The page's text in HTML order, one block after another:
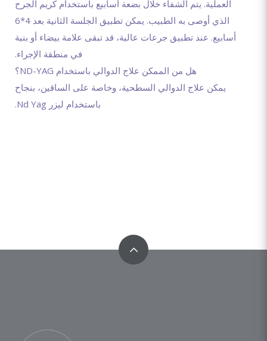
العملية. يتم الشفاء خلال بضعة أسابيع باستخدام كريم الجرح
الذي أوصى به الطبيب. يمكن تطبيق الجلسة الثانية بعد 4*6
أسابيع. عند تطبيق جرعات عالية، قد تبقى علامة بيضاء أو بنية
في منطقة الإجراء.
هل من الممكن علاج الدوالي باستخدام ND-YAG؟
يمكن علاج الدوالي السطحية، وخاصة على الساقين، بنجاح
باستخدام ليزر Nd Yag.